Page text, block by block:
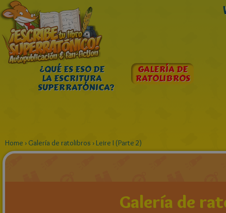
¿QUÉ ES ESO DE
LA ESCRITURA
SUPERRATÓNICA?
GALERÍA DE
RATOLIBROS
Home › Galería de ratolibros › Leire I (Parte 2)
Galería de